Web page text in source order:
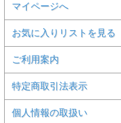
マイページへ
お気に入りリストを見る
ご利用案内
特定商取引法表示
個人情報の取扱い